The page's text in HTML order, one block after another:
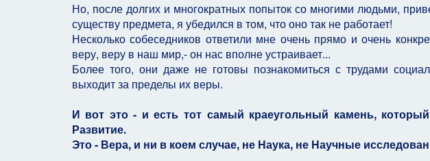
Но, после долгих и многократных попыток со многими людьми,
существу предмета, я убедился в том, что оно так не работает!
Несколько собеседников ответили мне очень прямо и очень
веру, веру в наш мир,- он нас вполне устраивает...
Более того, они даже не готовы познакомиться с трудами
выходит за пределы их веры.
И вот это - и есть тот самый краеугольный камень,
Развитие.
Это - Вера, и ни в коем случае, не Наука, не Научные